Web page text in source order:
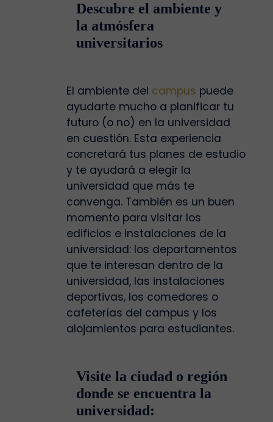
Descubre el ambiente y
la atmósfera
universitarios
El ambiente del campus puede
ayudarte mucho a planificar tu
futuro (o no) en la universidad
en cuestión. Esta experiencia
concretará tus planes de estudio
y te ayudará a elegir la
universidad que más te
convenga. También es un buen
momento para visitar los
edificios e instalaciones de la
universidad: los departamentos
que te interesan dentro de la
universidad, las instalaciones
deportivas, los comedores o
cafeterías del campus y los
alojamientos para estudiantes.
Visite la ciudad o región
donde se encuentra la
universidad: